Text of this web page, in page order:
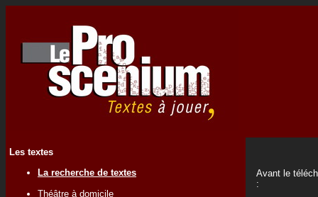
Les textes
La recherche de textes
Théâtre à domicile
Avant le
: